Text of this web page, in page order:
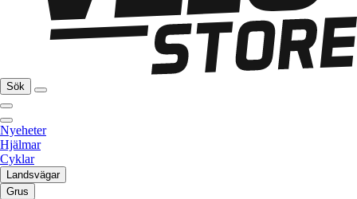
Sök
Nyeheter
Hjälmar
Cyklar
Landsvägar
Grus